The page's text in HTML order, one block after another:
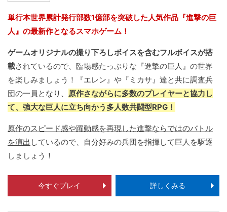
単行本世界累計発行部数1億部を突破した人気作品『進撃の巨
人』の最新作となるスマホゲーム！
ゲームオリジナルの撮り下ろしボイスを含むフルボイスが搭
載されているので、臨場感たっぷりな『進撃の巨人』の世界
を楽しみましょう！『エレン』や『ミカサ』達と共に調査兵
団の一員となり、 原作さながらに多数のプレイヤーと協力し
て、強大な巨人に立ち向かう多人数共闘型RPG！
原作のスピード感や躍動感を再現した進撃ならではのバトル
を演出 しているので、自分好みの兵団を指揮して巨人を駆逐
しましょう！
今すぐプレイ 詳しくみる